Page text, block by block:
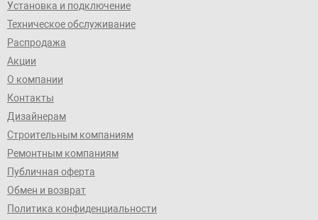
Установка и подключение
Техническое обслуживание
Распродажа
Акции
О компании
Контакты
Дизайнерам
Строительным компаниям
Ремонтным компаниям
Публичная оферта
Обмен и возврат
Политика конфиденциальности